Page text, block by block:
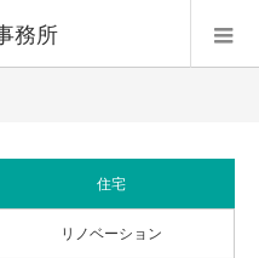
務所
住宅
リノベーション